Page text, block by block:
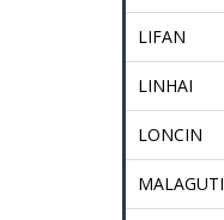
LIFAN
LINHAI
LONCIN
MALAGUTI